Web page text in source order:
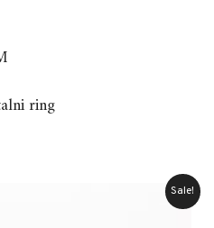
ring
Sale!